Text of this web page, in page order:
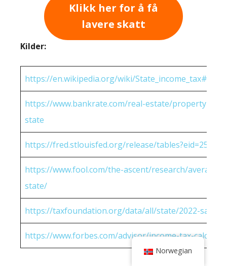
Klikk her for å få
lavere skatt
Kilder:
https://en.wikipedia.org/wiki/
https://www.bankrate.com/real-estate/property-
state
https://fred.stlouisfed.org/release/
https://www.fool.com/the-ascent/research/average-
state/
https://taxfoundation.org/data/all/state/2022-sales-
https://www.forbes.com/advisor/income-tax-
Norwegian